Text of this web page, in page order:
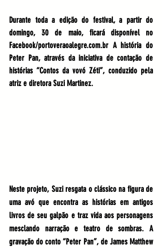
Durante toda a edição do festival, a partir do
Facebook/portoveraoalegre.com.br A história do
Peter Pan, através da iniciativa de contação de
histórias “Contos da vovó Zéti”, conduzido pela
atriz e diretora Suzi Martinez.
Neste projeto, Suzi resgata o clássico na figura de
uma avó que encontra as histórias em antigos
livros de seu galpão e traz vida aos personagens
mesclando narração e teatro de sombras. A
gravação do conto “Peter Pan”, de James Matthew